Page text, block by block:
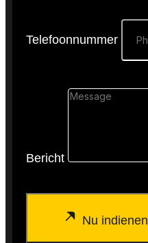
Telefoonnummer
Bericht
Nu indienen